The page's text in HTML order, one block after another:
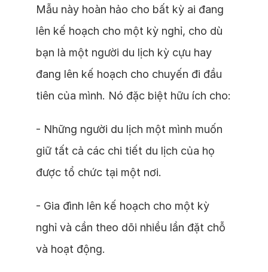
Mẫu này hoàn hảo cho bất kỳ ai đang
lên kế hoạch cho một kỳ nghỉ, cho dù
bạn là một người du lịch kỳ cựu hay
đang lên kế hoạch cho chuyến đi đầu
tiên của mình. Nó đặc biệt hữu ích cho:
- Những người du lịch một mình muốn
giữ tất cả các chi tiết du lịch của họ
được tổ chức tại một nơi.
- Gia đình lên kế hoạch cho một kỳ
nghỉ và cần theo dõi nhiều lần đặt chỗ
và hoạt động.